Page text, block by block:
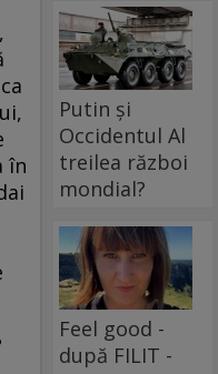
în
Putin și
Occidentul Al
treilea război
mondial?
Feel good -
după FILIT -